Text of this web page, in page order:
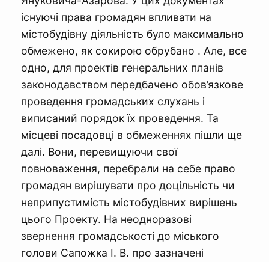
існуючі права громадян впливати на
містобудівну діяльність було максимально
обмежено, як сокирою обрубано . Але, все
одно, для проектів генеральних планів
законодавством передбачено обов’язкове
проведення громадських слухань і
виписаний порядок їх проведення. Та
місцеві посадовці в обмеженнях пішли ще
далі. Вони, перевищуючи свої
повноваження, перебрали на себе право
громадян вирішувати про доцільність чи
неприпустимість містобудівних вирішень
цього Проекту. На неодноразові
звернення громадськості до міського
голови Сапожка І. В. про зазначені